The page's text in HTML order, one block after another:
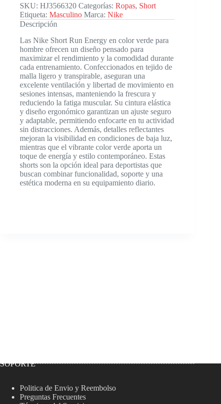
SKU: HJ3566320 Categorías: Ropas, Short
Etiqueta: Masculino Marca: Nike
Descripción
Las Nike Short Run Energy en color verde para
hombre ofrecen un diseño pensado para
maximizar el rendimiento y la comodidad durante
cada entrenamiento. Confeccionados en tejido de
malla ligero y transpirable, aseguran una
excelente ventilación y libertad de movimiento en
sesiones intensas, manteniendo la frescura y
reduciendo la fatiga muscular. Su cintura elástica
y diseño ergonómico garantizan un ajuste seguro
y adaptable, permitiendo enfocarte en tu actividad
sin distracciones. Además, detalles reflectantes
mejoran la visibilidad en condiciones de baja luz,
mientras que el vibrante color verde aporta un
toque de energía y estilo contemporáneo. Estas
shorts son la opción ideal para deportistas que
buscan combinar funcionalidad, soporte y una
estética moderna en su equipamiento diario.
SOPORTE
Politica de Envio y Reembolso
Preguntas Frecuentes